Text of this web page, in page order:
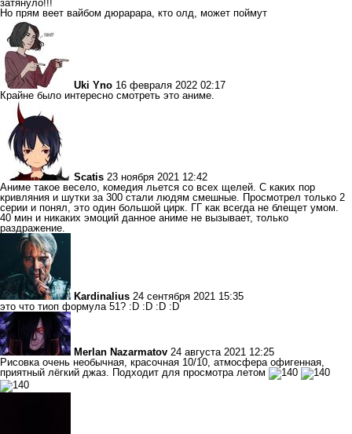
затянуло!!!
Но прям веет вайбом дюрарара, кто олд, может поймут
Uki Yno 16 февраля 2022 02:17
Крайне было интересно смотреть это аниме.
Scatis 23 ноября 2021 12:42
Аниме такое весело, комедия льется со всех щелей. С каких пор
кривляния и шутки за 300 стали людям смешные. Просмотрел только 2
серии и понял, это один большой цирк. ГГ как всегда не блещет умом.
40 мин и никаких эмоций данное аниме не вызывает, только
раздражение.
Kardinalius 24 сентября 2021 15:35
это что тиоп формула 51? :D :D :D :D
Merlan Nazarmatov 24 августа 2021 12:25
Рисовка очень необычная, красочная 10/10, атмосфера офигенная,
приятный лёгкий джаз. Подходит для просмотра летом